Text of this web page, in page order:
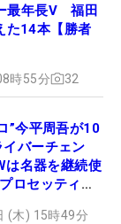
最年長V 福田
た14本【勝者
時55分 32
”今平周吾が10
バーチェン
は名器を継続使
ロセッティン
(木) 15時49分